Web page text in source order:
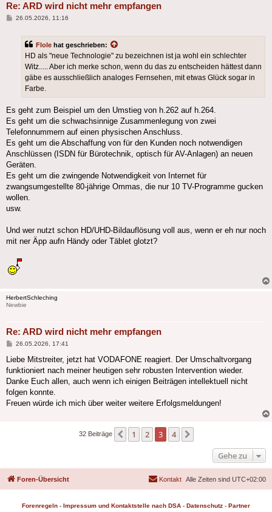
Re: ARD wird nicht mehr empfangen
Beitrag
26.05.2026, 11:16
Flole hat geschrieben:
HD als "neue Technologie" zu bezeichnen ist ja wohl ein schlechter
Witz..... Aber ich merke schon, wenn du das zu entscheiden hättest dann
gäbe es ausschließlich analoges Fernsehen, mit etwas Glück sogar in
Farbe.
Es geht zum Beispiel um den Umstieg von h.262 auf h.264.
Es geht um die schwachsinnige Zusammenlegung von zwei
Telefonnummern auf einen physischen Anschluss.
Es geht um die Abschaffung von für den Kunden noch notwendigen
Anschlüssen (ISDN für Bürotechnik, optisch für AV-Anlagen) an neuen
Geräten.
Es geht um die zwingende Notwendigkeit von Internet für
zwangsumgestellte 80-jährige Ommas, die nur 10 TV-Programme gucken
wollen.
usw.
Und wer nutzt schon HD/UHD-Bildauflösung voll aus, wenn er eh nur noch
mit ner Äpp aufn Händy oder Täblet glotzt?
HerbertSchleching
Newbie
Re: ARD wird nicht mehr empfangen
Beitrag
26.05.2026, 17:41
Liebe Mitstreiter, jetzt hat VODAFONE reagiert. Der Umschaltvorgang
funktioniert nach meiner heutigen sehr robusten Intervention wieder.
Danke Euch allen, auch wenn ich einigen Beiträgen intellektuell nicht
folgen konnte.
Freuen würde ich mich über weiter weitere Erfolgsmeldungen!
32 Beiträge Vorherige
1 2 3 4
Gehe zu
Foren-Übersicht Alle Zeiten sind UTC+02:00
Kontakt
Forenregeln - Impressum und Kontaktstelle nach DSA - Datenschutz - Partner